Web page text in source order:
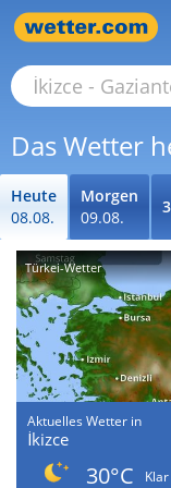
Das Wetter
Heute
08.08.
Morgen
09.08.
Türkei-Wetter
Aktuelles Wetter in
İkizce
30°C
Klar